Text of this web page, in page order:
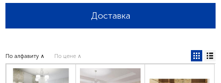
Доставка
По алфавиту ∧ По цене ∧